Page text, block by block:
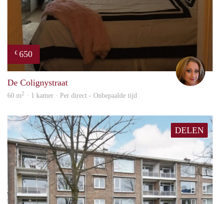
€ 650
De Colignystraat
60 m2 · 1 kamer · Per direct - Onbepaalde tijd
DELEN